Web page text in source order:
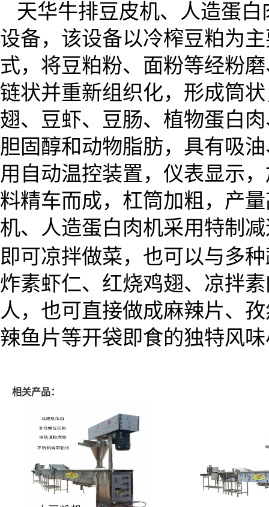
天华牛排豆皮机、人造蛋
设备，该设备以冷榨豆粕为
式，将豆粕粉、面粉等经粉
链状并重新组织化，形成筒
翅、豆虾、豆肠、植物蛋白
胆固醇和动物脂肪，具有吸
用自动温控装置，仪表显示
料精车而成，杠筒加粗，产
机、人造蛋白肉机采用特制
即可凉拌做菜，也可以与多
炸素虾仁、红烧鸡翅、凉拌
人，也可直接做成麻辣片、
辣鱼片等开袋即食的独特风
相关产品：